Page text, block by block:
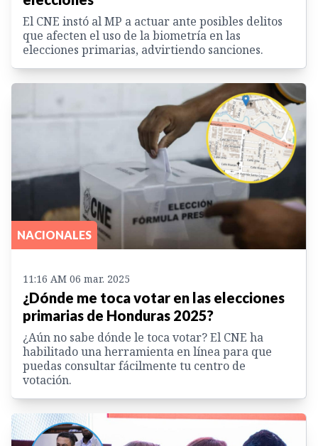
El CNE instó al MP a actuar ante posibles delitos
que afecten el uso de la biometría en las
elecciones primarias, advirtiendo sanciones.
NACIONALES
11:16 AM 06 mar. 2025
¿Dónde me toca votar en las elecciones
primarias de Honduras 2025?
¿Aún no sabe dónde le toca votar? El CNE ha
habilitado una herramienta en línea para que
puedas consultar fácilmente tu centro de
votación.